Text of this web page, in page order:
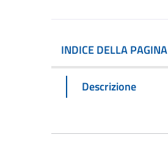
INDICE DELLA PAGINA
Descrizione